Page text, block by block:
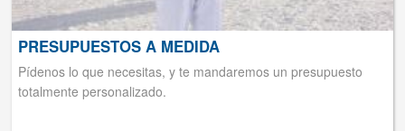
PRESUPUESTOS A MEDIDA
Pídenos lo que necesitas, y te mandaremos un presupuesto
totalmente personalizado.